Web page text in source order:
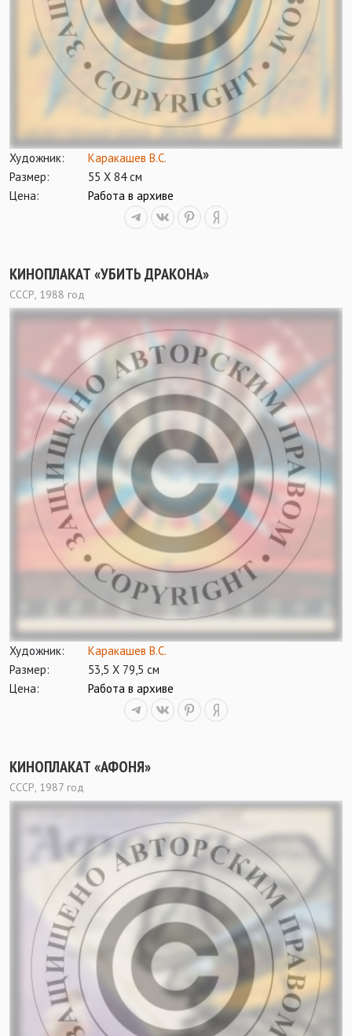
Художник:
Каракашев В.С.
Размер:
55 Х 84 см
Цена:
Работа в архиве
КИНОПЛАКАТ «УБИТЬ ДРАКОНА»
СССР, 1988 год
Художник:
Каракашев В.С.
Размер:
53,5 Х 79,5 см
Цена:
Работа в архиве
КИНОПЛАКАТ «АФОНЯ»
СССР, 1987 год